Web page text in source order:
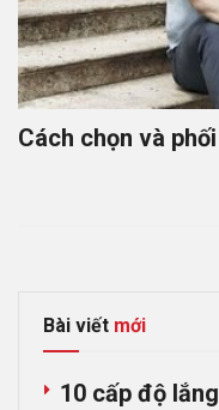
Cách chọn và
Bài viết mới
10 cấp độ